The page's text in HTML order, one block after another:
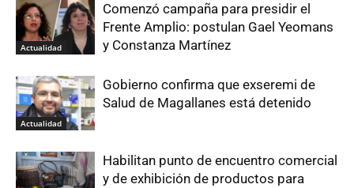
Actualidad
Comenzó campaña para presidir el
Frente Amplio: postulan Gael Yeomans
y Constanza Martínez
Actualidad
Gobierno confirma que exseremi de
Salud de Magallanes está detenido
Habilitan punto de encuentro comercial
y de exhibición de productos para